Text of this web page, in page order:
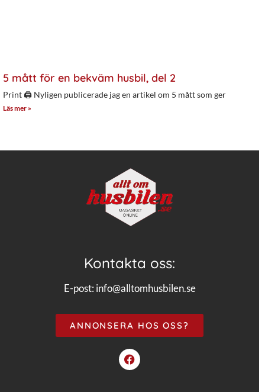
5 mått för en bekväm husbil, del 2
Print 🖨 Nyligen publicerade jag en artikel om 5 mått som ger
Läs mer »
Kontakta oss:
E-post: info@alltomhusbilen.se
ANNONSERA HOS OSS?